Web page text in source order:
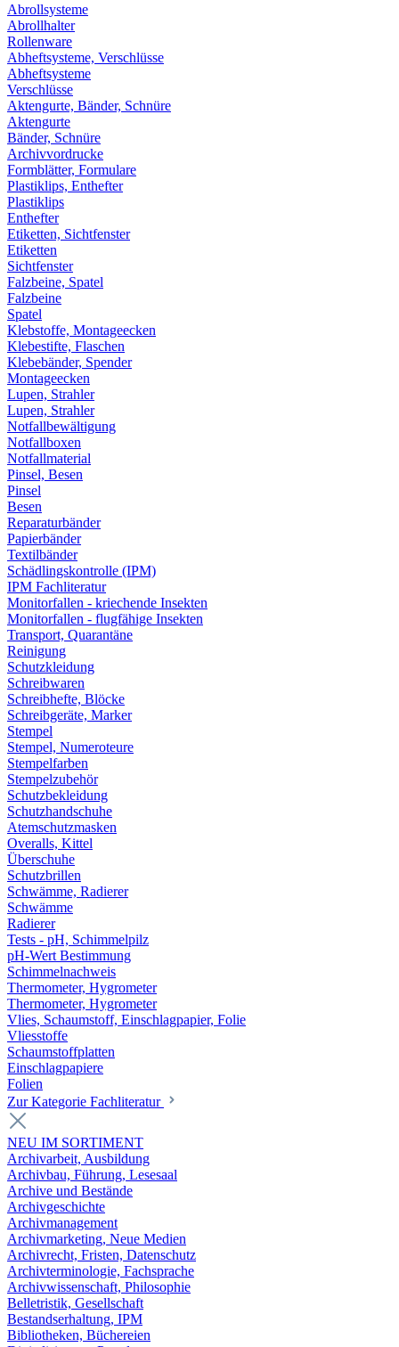
Abrollsysteme
Abrollhalter
Rollenware
Abheftsysteme, Verschlüsse
Abheftsysteme
Verschlüsse
Aktengurte, Bänder, Schnüre
Aktengurte
Bänder, Schnüre
Archivvordrucke
Formblätter, Formulare
Plastiklips, Enthefter
Plastiklips
Enthefter
Etiketten, Sichtfenster
Etiketten
Sichtfenster
Falzbeine, Spatel
Falzbeine
Spatel
Klebstoffe, Montageecken
Klebestifte, Flaschen
Klebebänder, Spender
Montageecken
Lupen, Strahler
Lupen, Strahler
Notfallbewältigung
Notfallboxen
Notfallmaterial
Pinsel, Besen
Pinsel
Besen
Reparaturbänder
Papierbänder
Textilbänder
Schädlingskontrolle (IPM)
IPM Fachliteratur
Monitorfallen - kriechende Insekten
Monitorfallen - flugfähige Insekten
Transport, Quarantäne
Reinigung
Schutzkleidung
Schreibwaren
Schreibhefte, Blöcke
Schreibgeräte, Marker
Stempel
Stempel, Numeroteure
Stempelfarben
Stempelzubehör
Schutzbekleidung
Schutzhandschuhe
Atemschutzmasken
Overalls, Kittel
Überschuhe
Schutzbrillen
Schwämme, Radierer
Schwämme
Radierer
Tests - pH, Schimmelpilz
pH-Wert Bestimmung
Schimmelnachweis
Thermometer, Hygrometer
Thermometer, Hygrometer
Vlies, Schaumstoff, Einschlagpapier, Folie
Vliesstoffe
Schaumstoffplatten
Einschlagpapiere
Folien
Zur Kategorie Fachliteratur
NEU IM SORTIMENT
Archivarbeit, Ausbildung
Archivbau, Führung, Lesesaal
Archive und Bestände
Archivgeschichte
Archivmanagement
Archivmarketing, Neue Medien
Archivrecht, Fristen, Datenschutz
Archivterminologie, Fachsprache
Archivwissenschaft, Philosophie
Belletristik, Gesellschaft
Bestandserhaltung, IPM
Bibliotheken, Büchereien